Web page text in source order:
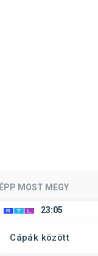
ÉPP MOST MEGY
23:05
Cápák között